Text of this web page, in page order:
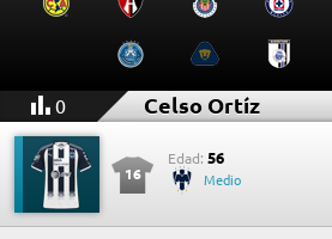
0 Celso Ortíz
16
Edad: 56
Medio